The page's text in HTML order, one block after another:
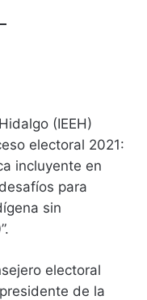
(IEEH)
electoral 2021:
incluyente en
para
sin
electoral
de la